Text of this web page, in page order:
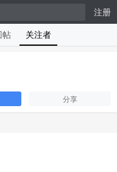
注册
帖 关注者
分享